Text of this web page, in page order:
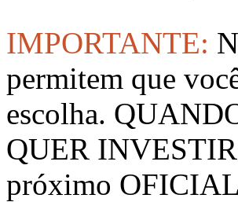
IMPORTANTE:
permitem que
escolha.
QUER
próximo